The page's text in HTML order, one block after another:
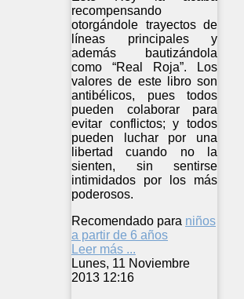
recompensando
otorgándole trayectos de
líneas principales y
además bautizándola
como “Real Roja”. Los
valores de este libro son
antibélicos, pues todos
pueden colaborar para
evitar conflictos; y todos
pueden luchar por una
libertad cuando no la
sienten, sin sentirse
intimidados por los más
poderosos.
Recomendado para niños
a partir de 6 años
Leer más ...
Lunes, 11 Noviembre
2013 12:16